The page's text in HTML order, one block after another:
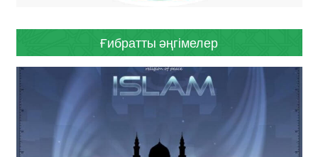
Ғибратты әңгімелер